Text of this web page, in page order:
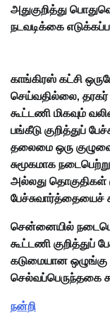
அதுகுறித்து
நடவடிக்கை
காங்கிரஸ் கட்சி
செய்வதில்லை, தரகர்
கூட்டணி மிகவும்
பங்கீடு குறித்துப்
தலைமை ஒரு
சுமூகமாக
அல்லது தொகுதிகள்
பேச்சுவார்த்தையைச்
சென்னையில்
கூட்டணி குறித்துப்
கடுமையான ஒழுங்கு
செல்வப்பெருந்தகை
நன்றி